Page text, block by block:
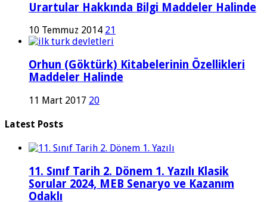
Urartular Hakkında Bilgi Maddeler Halinde
10 Temmuz 2014 21
Orhun (Göktürk) Kitabelerinin Özellikleri
Maddeler Halinde
11 Mart 2017 20
Latest Posts
11. Sınıf Tarih 2. Dönem 1. Yazılı Klasik
Sorular 2024, MEB Senaryo ve Kazanım
Odaklı